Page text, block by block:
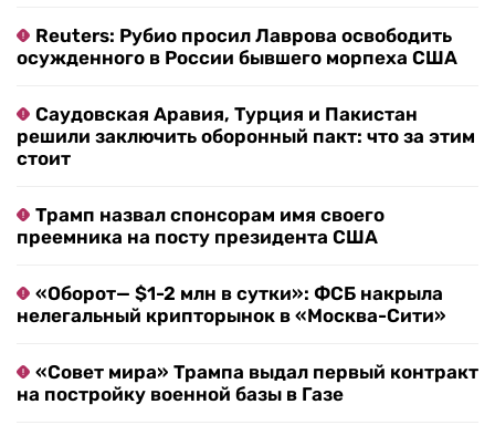
Reuters: Рубио просил Лаврова освободить
осужденного в России бывшего морпеха США
Саудовская Аравия, Турция и Пакистан
решили заключить оборонный пакт: что за этим
стоит
Трамп назвал спонсорам имя своего
преемника на посту президента США
«Оборот— $1-2 млн в сутки»: ФСБ накрыла
нелегальный крипторынок в «Москва-Сити»
«Совет мира» Трампа выдал первый контракт
на постройку военной базы в Газе